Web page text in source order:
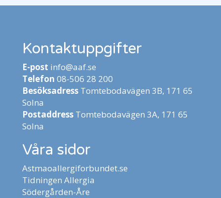
Kontaktuppgifter
E-post info@aaf.se
Telefon 08-506 28 200
Besöksadress Tomtebodavägen 3B, 171 65
Solna
Postaddress Tomtebodavägen 3A, 171 65
Solna
Våra sidor
Astmaoallergiforbundet.se
Tidningen Allergia
Södergården-Åre